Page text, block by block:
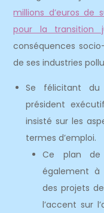
millions d’euros de
pour la transition
conséquences
de ses industries
Se félicitant du
président
insisté sur les
termes d’emploi.
Ce plan de
également à
des projets
l’accent sur